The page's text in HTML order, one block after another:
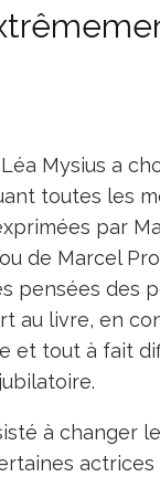
Mysius a
toutes les
par
de Marcel
pensées des
au livre, en
et tout à fait
à changer
actrices